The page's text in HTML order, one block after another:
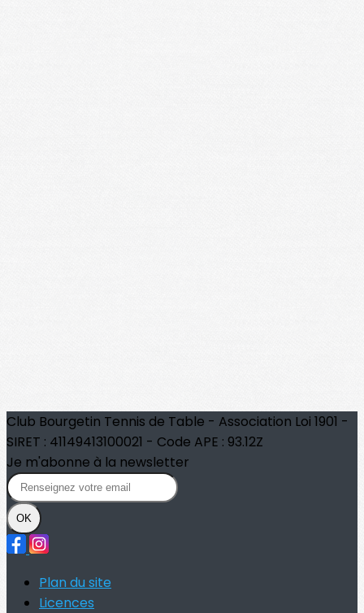
Club Bourgetin Tennis de Table - Association Loi 1901 -
SIRET : 41149413100021 - Code APE : 93.12Z
Je m'abonne à la newsletter
OK
Plan du site
Licences